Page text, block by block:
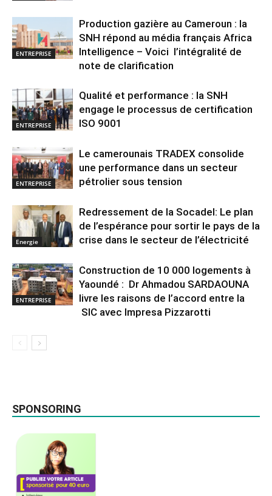
ENTREPRISE
Production gazière au Cameroun : la
SNH répond au média français Africa
Intelligence – Voici l’intégralité de
note de clarification
ENTREPRISE
Qualité et performance : la SNH
engage le processus de certification
ISO 9001
ENTREPRISE
Le camerounais TRADEX consolide
une performance dans un secteur
pétrolier sous tension
Energie
Redressement de la Socadel: Le plan
de l’espérance pour sortir le pays de la
crise dans le secteur de l’électricité
ENTREPRISE
Construction de 10 000 logements à
Yaoundé : Dr Ahmadou SARDAOUNA
livre les raisons de l’accord entre la
SIC avec Impresa Pizzarotti
SPONSORING